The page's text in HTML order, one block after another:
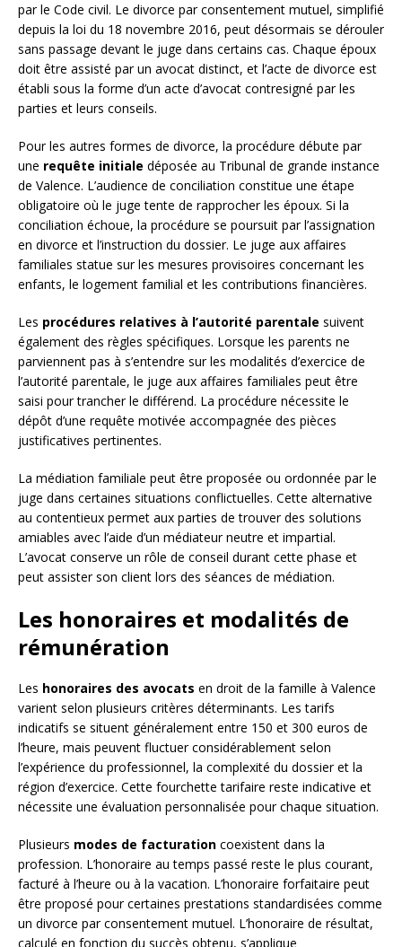
par le Code civil. Le divorce par consentement mutuel, simplifié
depuis la loi du 18 novembre 2016, peut désormais se dérouler
sans passage devant le juge dans certains cas. Chaque époux
doit être assisté par un avocat distinct, et l’acte de divorce est
établi sous la forme d’un acte d’avocat contresigné par les
parties et leurs conseils.
Pour les autres formes de divorce, la procédure débute par
une requête initiale déposée au Tribunal de grande instance
de Valence. L’audience de conciliation constitue une étape
obligatoire où le juge tente de rapprocher les époux. Si la
conciliation échoue, la procédure se poursuit par l’assignation
en divorce et l’instruction du dossier. Le juge aux affaires
familiales statue sur les mesures provisoires concernant les
enfants, le logement familial et les contributions financières.
Les procédures relatives à l’autorité parentale suivent
également des règles spécifiques. Lorsque les parents ne
parviennent pas à s’entendre sur les modalités d’exercice de
l’autorité parentale, le juge aux affaires familiales peut être
saisi pour trancher le différend. La procédure nécessite le
dépôt d’une requête motivée accompagnée des pièces
justificatives pertinentes.
La médiation familiale peut être proposée ou ordonnée par le
juge dans certaines situations conflictuelles. Cette alternative
au contentieux permet aux parties de trouver des solutions
amiables avec l’aide d’un médiateur neutre et impartial.
L’avocat conserve un rôle de conseil durant cette phase et
peut assister son client lors des séances de médiation.
Les honoraires et modalités de
rémunération
Les honoraires des avocats en droit de la famille à Valence
varient selon plusieurs critères déterminants. Les tarifs
indicatifs se situent généralement entre 150 et 300 euros de
l’heure, mais peuvent fluctuer considérablement selon
l’expérience du professionnel, la complexité du dossier et la
région d’exercice. Cette fourchette tarifaire reste indicative et
nécessite une évaluation personnalisée pour chaque situation.
Plusieurs modes de facturation coexistent dans la
profession. L’honoraire au temps passé reste le plus courant,
facturé à l’heure ou à la vacation. L’honoraire forfaitaire peut
être proposé pour certaines prestations standardisées comme
un divorce par consentement mutuel. L’honoraire de résultat,
calculé en fonction du succès obtenu, s’applique